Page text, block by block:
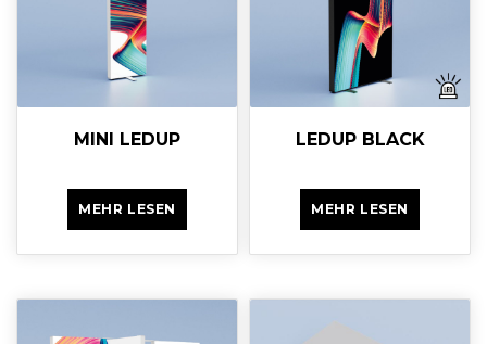
MINI LEDUP
MEHR LESEN
LEDUP BLACK
MEHR LESEN